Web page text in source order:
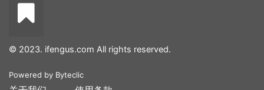
© 2023. ifengus.com All rights reserved.
Powered by Byteclic